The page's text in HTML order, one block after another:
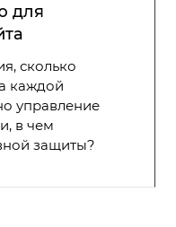
для
сколько
каждой
управление
в чем
защиты?